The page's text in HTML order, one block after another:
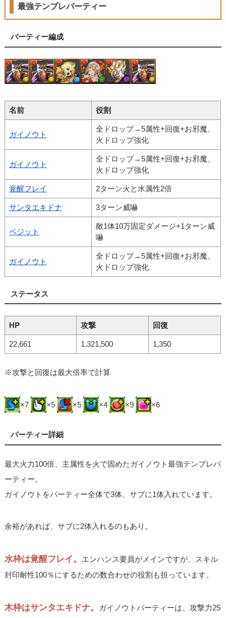
最強テンプレパーティー
パーティー編成
名前 役割
ガイノウト
全ドロップ→5属性+回復+お邪魔、
火ドロップ強化
ガイノウト
全ドロップ→5属性+回復+お邪魔、
火ドロップ強化
覚醒フレイ 2ターン火と水属性2倍
サンタエキドナ 3ターン威嚇
ベジット
敵1体10万固定ダメージ+1ターン威
嚇
ガイノウト
全ドロップ→5属性+回復+お邪魔、
火ドロップ強化
ステータス
HP 攻撃 回復
22,661 1,321,500 1,350
※攻撃と回復は最大倍率で計算
×7 ×5 ×5 ×4 ×9 ×6
パーティー詳細
最大火力100倍、主属性を火で固めたガイノウト最強テンプレパ
ーティー。
ガイノウトをパーティー全体で3体、サブに1体入れています。
余裕があれば、サブに2体入れるのもあり。
水枠は覚醒フレイ。 エンハンス要員がメインですが、スキル
封印耐性100％にするための数合わせの役割も担っています。
木枠はサンタエキドナ。
ガイノウトパーティーは、攻撃力25